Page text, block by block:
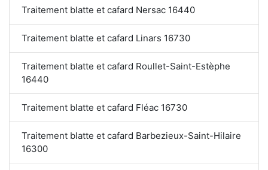
Traitement blatte et cafard Nersac 16440
Traitement blatte et cafard Linars 16730
Traitement blatte et cafard Roullet-Saint-Estèphe
16440
Traitement blatte et cafard Fléac 16730
Traitement blatte et cafard Barbezieux-Saint-Hilaire
16300